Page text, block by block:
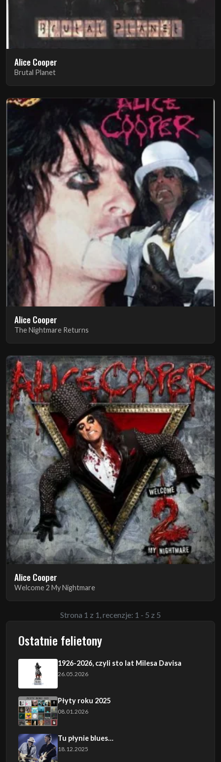
Alice Cooper
Brutal Planet
Alice Cooper
The Nightmare Returns
Alice Cooper
Welcome 2 My Nightmare
Strona 1 z 1, recenzje: 1 - 5 z 5
Ostatnie felietony
1926-2026, czyli sto lat Milesa Davisa
26.05.2026
Płyty roku 2025
08.01.2026
Tu płynie blues…
18.12.2025